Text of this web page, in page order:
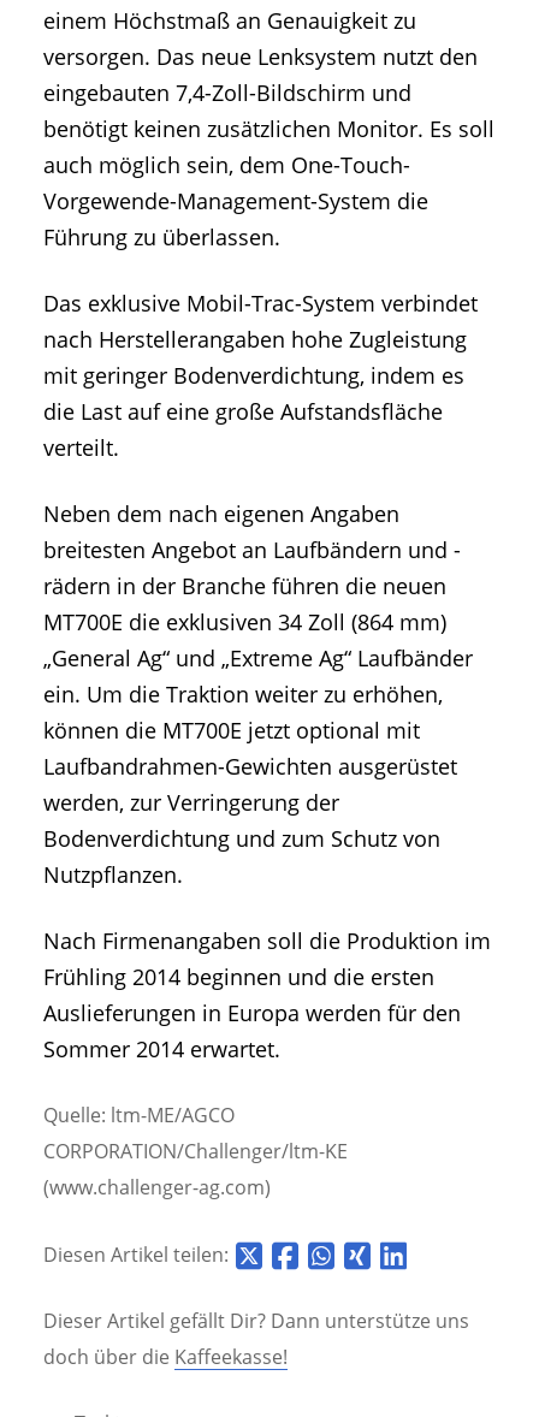
einem Höchstmaß an Genauigkeit zu
versorgen. Das neue Lenksystem nutzt den
eingebauten 7,4-Zoll-Bildschirm und
benötigt keinen zusätzlichen Monitor. Es soll
auch möglich sein, dem One-Touch-
Vorgewende-Management-System die
Führung zu überlassen.
Das exklusive Mobil-Trac-System verbindet
nach Herstellerangaben hohe Zugleistung
mit geringer Bodenverdichtung, indem es
die Last auf eine große Aufstandsfläche
verteilt.
Neben dem nach eigenen Angaben
breitesten Angebot an Laufbändern und -
rädern in der Branche führen die neuen
MT700E die exklusiven 34 Zoll (864 mm)
„General Ag“ und „Extreme Ag“ Laufbänder
ein. Um die Traktion weiter zu erhöhen,
können die MT700E jetzt optional mit
Laufbandrahmen-Gewichten ausgerüstet
werden, zur Verringerung der
Bodenverdichtung und zum Schutz von
Nutzpflanzen.
Nach Firmenangaben soll die Produktion im
Frühling 2014 beginnen und die ersten
Auslieferungen in Europa werden für den
Sommer 2014 erwartet.
Quelle: ltm-ME/AGCO
CORPORATION/Challenger/ltm-KE
(www.challenger-ag.com)
Diesen Artikel teilen:
Dieser Artikel gefällt Dir? Dann unterstütze uns
doch über die Kaffeekasse!